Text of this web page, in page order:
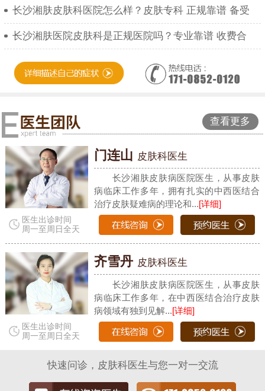
长沙湘肤皮肤科医院怎么样？皮肤专科 正规靠谱 备受
长沙湘肤医院皮肤科是正规医院吗？专业靠谱 收费合
查看更多
医生出诊时间
周一至周日全天
门连山 皮肤科医生
长沙湘肤皮肤病医院医生，从事皮肤
病临床工作多年，拥有扎实的中西医结合
治疗皮肤疑难病的理论和...[详细]
医生出诊时间
周一至周日全天
齐雪丹 皮肤科医生
长沙湘肤皮肤病医院医生，从事皮肤
病临床工作多年，在中西医结合治疗皮肤
病领域有独到见解...[详细]
快速问诊，皮肤科医生与您一对一交流